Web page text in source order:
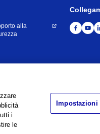
alla
Policy Contatti
GmbH All Rights Reserved.
i
le
Impostazioni